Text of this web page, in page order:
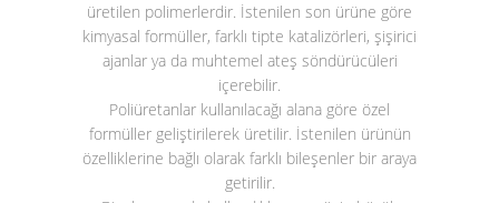
üretilen polimerlerdir. İstenilen son ürüne göre
kimyasal formüller, farklı tipte katalizörleri, şişirici
ajanlar ya da muhtemel ateş söndürücüleri
içerebilir.
Poliüretanlar kullanılacağı alana göre özel
formüller geliştirilerek üretilir. İstenilen ürünün
özelliklerine bağlı olarak farklı bileşenler bir araya
getirilir.